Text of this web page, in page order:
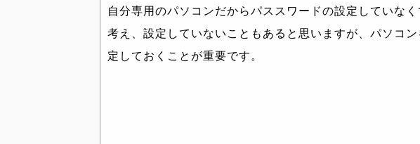
自分専用のパソコンだからパススワードの設定していな
考え、設定していないこともあると思いますが、パソコ
定しておくことが重要です。